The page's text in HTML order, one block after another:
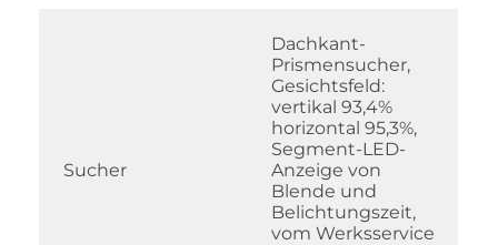
Sucher
Dachkant-
Prismensucher,
Gesichtsfeld:
vertikal 93,4%
horizontal 95,3%,
Segment-LED-
Anzeige von
Blende und
Belichtungszeit,
vom Werksservice